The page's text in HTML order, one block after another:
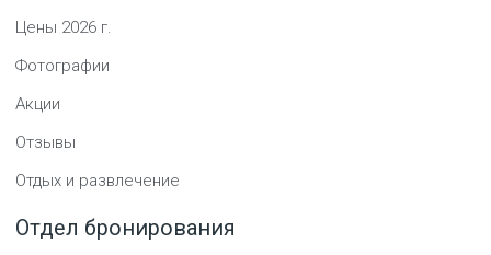
Цены 2026 г.
Фотографии
Акции
Отзывы
Отдых и развлечение
Отдел бронирования